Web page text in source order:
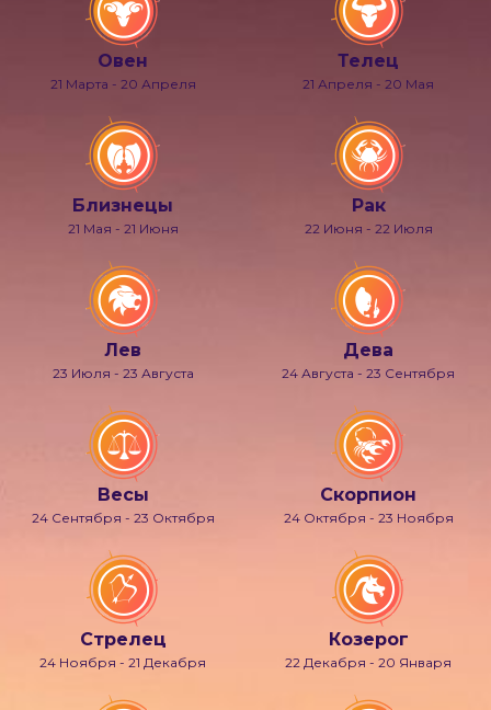
Овен
21 Марта - 20 Апреля
Телец
21 Апреля - 20 Мая
Близнецы
21 Мая - 21 Июня
Рак
22 Июня - 22 Июля
Лев
23 Июля - 23 Августа
Дева
24 Августа - 23 Сентября
Весы
24 Сентября - 23 Октября
Скорпион
24 Октября - 23 Ноября
Стрелец
24 Ноября - 21 Декабря
Козерог
22 Декабря - 20 Января